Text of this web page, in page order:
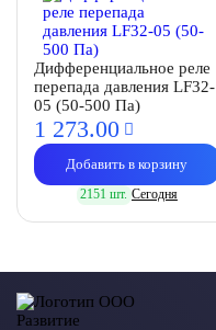
Дифференциальное реле
перепада давления LF32-
05 (50-500 Па)
1 273.00
Добавить в корзину
2151 шт. Сегодня